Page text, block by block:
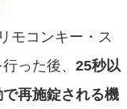
モコンキー・ス
った後、 25秒以
再施錠される機